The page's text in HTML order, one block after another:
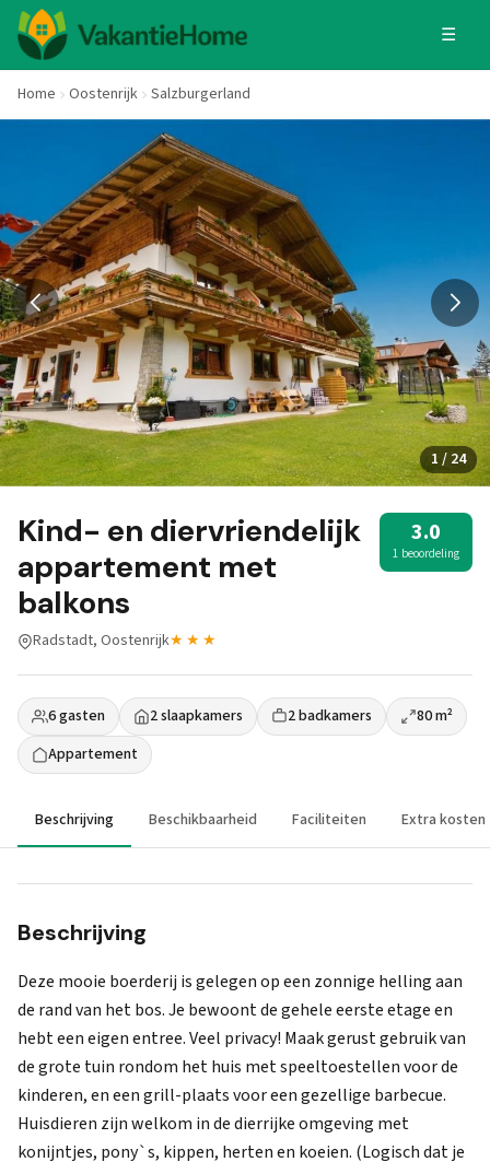
☰
Home Oostenrijk Salzburgerland
1 / 24
Kind- en diervriendelijk
appartement met
balkons
3.0
1 beoordeling
Radstadt, Oostenrijk★★★
6 gasten 2 slaapkamers 2 badkamers
80 m²
Appartement
Beschrijving Beschikbaarheid Faciliteiten Extra kosten
Beschrijving
Deze mooie boerderij is gelegen op een zonnige helling aan
de rand van het bos. Je bewoont de gehele eerste etage en
hebt een eigen entree. Veel privacy! Maak gerust gebruik van
de grote tuin rondom het huis met speeltoestellen voor de
kinderen, en een grill-plaats voor een gezellige barbecue.
Huisdieren zijn welkom in de dierrijke omgeving met
konijntjes, pony`s, kippen, herten en koeien. (Logisch dat je